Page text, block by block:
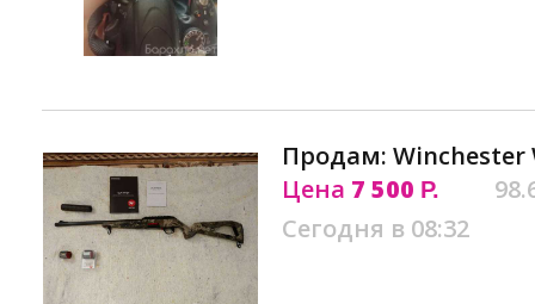
Продам: Winchester
Цена 7 500 Р.
Сегодня в 08:32